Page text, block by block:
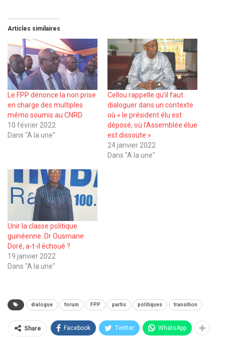
Articles similaires
Le FPP dénonce la non prise
en charge des multiples
mémo soumis au CNRD
10 février 2022
Dans "A la une"
Cellou rappelle qu’il faut
dialoguer dans un contexte
où « le président élu est
déposé, où l’Assemblée élue
est dissoute »
24 janvier 2022
Dans "A la une"
Unir la classe politique
guinéenne. Dr Ousmane
Doré, a-t-il échoué ?
19 janvier 2022
Dans "A la une"
dialogue forum FPP partis politiques transition
Share Facebook Twitter WhatsApp